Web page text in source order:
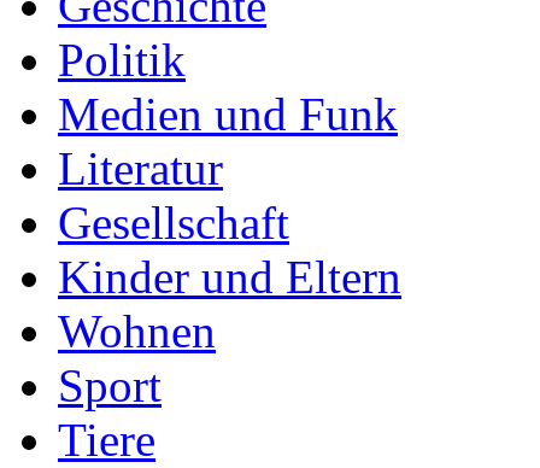
Politik
Medien und Funk
Literatur
Gesellschaft
Kinder und Eltern
Wohnen
Sport
Tiere